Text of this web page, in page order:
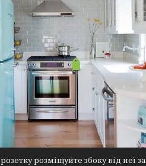
розміщуйте збоку від неї